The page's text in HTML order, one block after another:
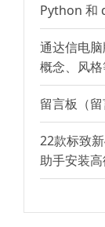
Python 和
通达信电
概念、风
留言板（留
22款标致
助手安装